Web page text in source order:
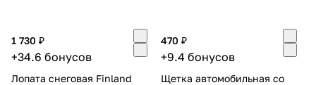
1 730 ₽
+34.6 бонусов
Лопата снеговая Finland
470 ₽
+9.4 бонусов
Щетка автомобильная со